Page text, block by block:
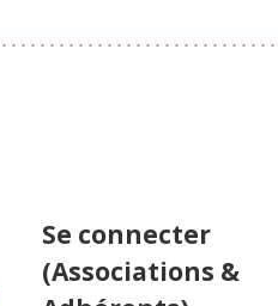
Se connecter
(Associations &